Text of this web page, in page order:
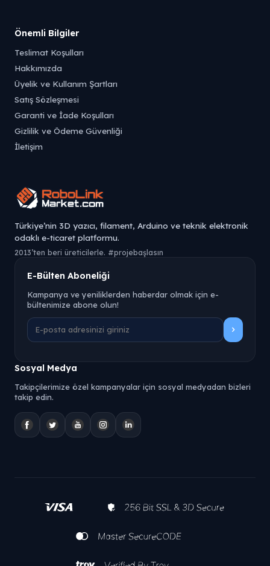
Önemli Bilgiler
Teslimat Koşulları
Hakkımızda
Üyelik ve Kullanım Şartları
Satış Sözleşmesi
Garanti ve İade Koşulları
Gizlilik ve Ödeme Güvenliği
İletişim
Türkiye’nin 3D yazıcı, filament, Arduino ve teknik elektronik
odaklı e-ticaret platformu.
2013’ten beri üreticilerle. #projebaşlasın
E-Bülten Aboneliği
Kampanya ve yeniliklerden haberdar olmak için e-
bültenimize abone olun!
Sosyal Medya
Takipçilerimize özel kampanyalar için sosyal medyadan bizleri
takip edin.